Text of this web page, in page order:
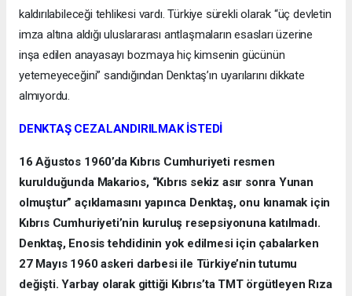
kaldırılabileceği tehlikesi vardı. Türkiye sürekli olarak “üç devletin
imza altına aldığı uluslararası antlaşmaların esasları üzerine
inşa edilen anayasayı bozmaya hiç kimsenin gücünün
yetemeyeceğini” sandığından Denktaş’ın uyarılarını dikkate
almıyordu.
DENKTAŞ CEZALANDIRILMAK İSTEDİ
16 Ağustos 1960’da Kıbrıs Cumhuriyeti resmen
kurulduğunda Makarios, “Kıbrıs sekiz asır sonra Yunan
olmuştur” açıklamasını yapınca Denktaş, onu kınamak için
Kıbrıs Cumhuriyeti’nin kuruluş resepsiyonuna katılmadı.
Denktaş, Enosis tehdidinin yok edilmesi için çabalarken
27 Mayıs 1960 askeri darbesi ile Türkiye’nin tutumu
değişti. Yarbay olarak gittiği Kıbrıs’ta TMT örgütleyen Rıza